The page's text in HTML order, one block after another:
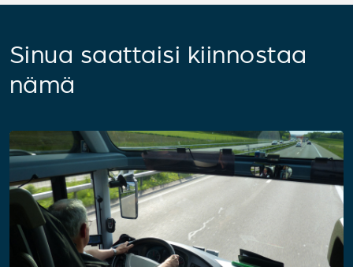
Sinua saattaisi kiinnostaa
nämä